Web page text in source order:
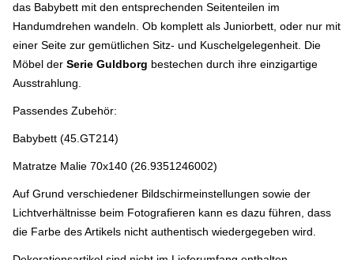
das Babybett mit den entsprechenden Seitenteilen im
Handumdrehen wandeln. Ob komplett als Juniorbett, oder nur mit
einer Seite zur gemütlichen Sitz- und Kuschelgelegenheit. Die
Möbel der Serie Guldborg bestechen durch ihre einzigartige
Ausstrahlung.
Passendes Zubehör:
Babybett (45.GT214)
Matratze Malie 70x140 (26.9351246002)
Auf Grund verschiedener Bildschirmeinstellungen sowie der
Lichtverhältnisse beim Fotografieren kann es dazu führen, dass
die Farbe des Artikels nicht authentisch wiedergegeben wird.